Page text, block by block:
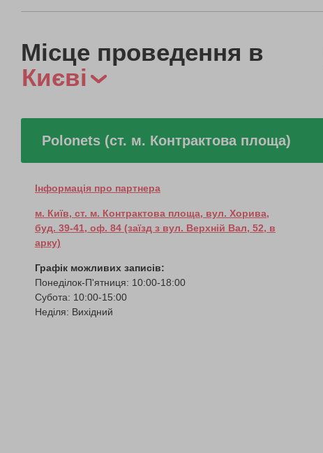
Місце проведення в
Києві
Polonets (ст. м. Контрактова площа)
Інформація про партнера
м. Київ, ст. м. Контрактова площа, вул. Хорива,
буд. 39-41, оф. 84 (заїзд з вул. Верхній Вал, 52, в
арку)
Графік можливих записів:
Понеділок-П'ятниця: 10:00-18:00
Субота: 10:00-15:00
Неділя: Вихідний